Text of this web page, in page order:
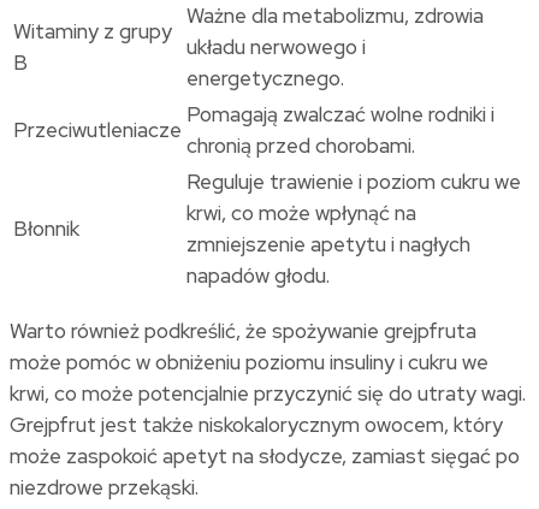
Witaminy z grupy
B
Ważne dla metabolizmu, zdrowia
układu nerwowego i
energetycznego.
Przeciwutleniacze
Pomagają zwalczać wolne rodniki i
chronią przed chorobami.
Błonnik
Reguluje trawienie i poziom cukru we
krwi, co może wpłynąć na
zmniejszenie apetytu i nagłych
napadów głodu.
Warto również podkreślić, że spożywanie grejpfruta
może pomóc w obniżeniu poziomu insuliny i cukru we
krwi, co może potencjalnie przyczynić się do utraty wagi.
Grejpfrut jest także niskokalorycznym owocem, który
może zaspokoić apetyt na słodycze, zamiast sięgać po
niezdrowe przekąski.